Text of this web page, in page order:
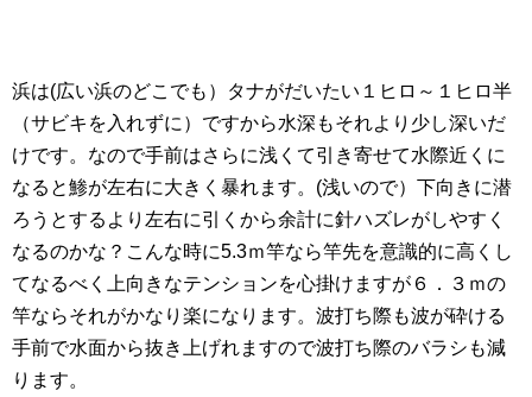
浜は(広い浜のどこでも）タナがだいたい１ヒロ～１ヒロ半
（サビキを入れずに）ですから水深もそれより少し深いだ
けです。なので手前はさらに浅くて引き寄せて水際近くに
なると鯵が左右に大きく暴れます。(浅いので）下向きに潜
ろうとするより左右に引くから余計に針ハズレがしやすく
なるのかな？こんな時に5.3ｍ竿なら竿先を意識的に高くし
てなるべく上向きなテンションを心掛けますが６．３ｍの
竿ならそれがかなり楽になります。波打ち際も波が砕ける
手前で水面から抜き上げれますので波打ち際のバラシも減
ります。